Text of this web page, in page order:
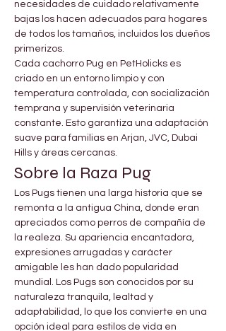
necesidades de cuidado relativamente
bajas los hacen adecuados para hogares
de todos los tamaños, incluidos los dueños
primerizos.
Cada cachorro Pug en PetHolicks es
criado en un entorno limpio y con
temperatura controlada, con socialización
temprana y supervisión veterinaria
constante. Esto garantiza una adaptación
suave para familias en Arjan, JVC, Dubai
Hills y áreas cercanas.
Sobre la Raza Pug
Los Pugs tienen una larga historia que se
remonta a la antigua China, donde eran
apreciados como perros de compañía de
la realeza. Su apariencia encantadora,
expresiones arrugadas y carácter
amigable les han dado popularidad
mundial. Los Pugs son conocidos por su
naturaleza tranquila, lealtad y
adaptabilidad, lo que los convierte en una
opción ideal para estilos de vida en